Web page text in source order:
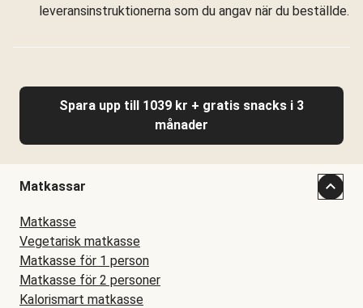
leveransinstruktionerna som du angav när du beställde.
Spara upp till 1039 kr + gratis snacks i 3
månader
Matkassar
Matkasse
Vegetarisk matkasse
Matkasse för 1 person
Matkasse för 2 personer
Kalorismart matkasse